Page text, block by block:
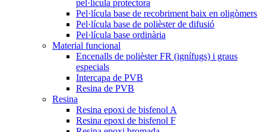
pel·lícula protectora
Pel·lícula base de recobriment baix en oligòmers
Pel·lícula base de polièster de difusió
Pel·lícula base ordinària
Material funcional
Encenalls de polièster FR (ignífugs) i graus
especials
Intercapa de PVB
Resina de PVB
Resina
Resina epoxi de bisfenol A
Resina epoxi de bisfenol F